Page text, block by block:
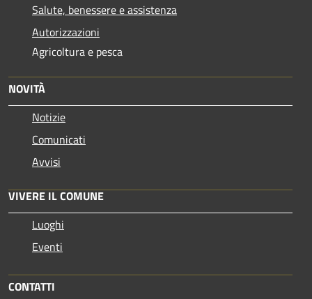
Salute, benessere e assistenza
Autorizzazioni
Agricoltura e pesca
NOVITÀ
Notizie
Comunicati
Avvisi
VIVERE IL COMUNE
Luoghi
Eventi
CONTATTI